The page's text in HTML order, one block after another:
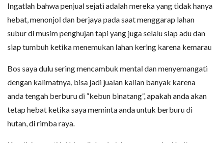
Ingatlah bahwa penjual sejati adalah mereka yang tidak hanya
hebat, menonjol dan berjaya pada saat menggarap lahan
subur di musim penghujan tapi yang juga selalu siap adu dan
siap tumbuh ketika menemukan lahan kering karena kemarau
Bos saya dulu sering mencambuk mental dan menyemangati
dengan kalimatnya, bisa jadi jualan kalian banyak karena
anda tengah berburu di “kebun binatang”, apakah anda akan
tetap hebat ketika saya meminta anda untuk berburu di
hutan, di rimba raya.